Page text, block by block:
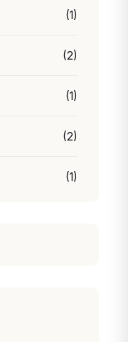
(1)
(2)
(1)
(2)
(1)